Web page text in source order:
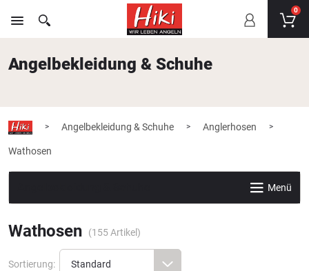
0
Angelbekleidung & Schuhe
> Angelbekleidung & Schuhe > Anglerhosen >
Wathosen
Menü
Wathosen (155 Artikel)
Sortierung: